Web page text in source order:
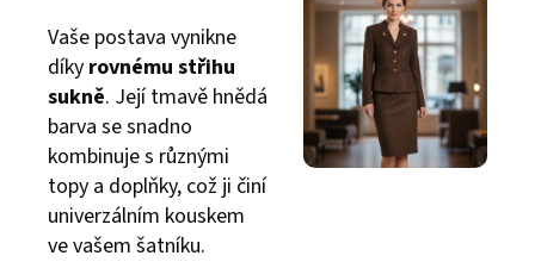
Vaše postava vynikne
díky rovnému střihu
sukně. Její tmavě hnědá
barva se snadno
kombinuje s různými
topy a doplňky, což ji činí
univerzálním kouskem
ve vašem šatníku.